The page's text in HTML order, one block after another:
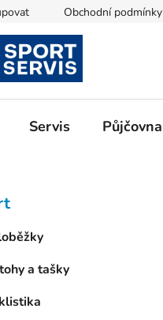
Obchodní podmínky
Servis Půjčovna
a tašky